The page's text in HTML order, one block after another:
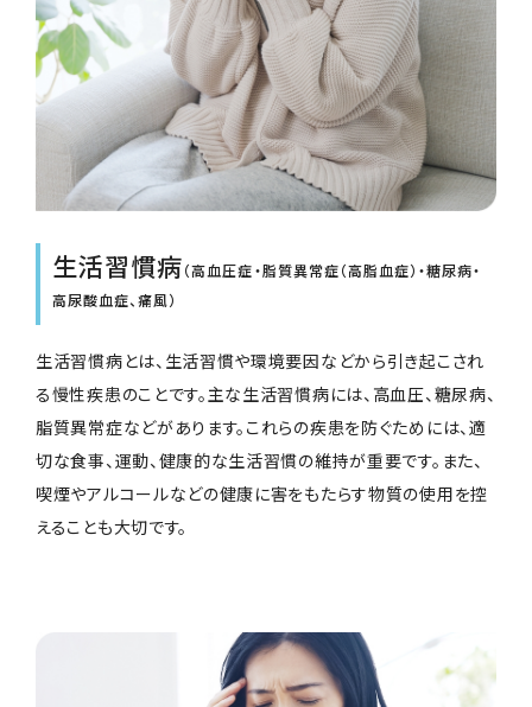
生活習慣病（高血圧症・脂質異常症（高脂血症）・糖尿病・
高尿酸血症、痛風）
生活習慣病とは、生活習慣や環境要因などから引き起こされ
る慢性疾患のことです。主な生活習慣病には、高血圧、糖尿病、
脂質異常症などがあります。これらの疾患を防ぐためには、適
切な食事、運動、健康的な生活習慣の維持が重要です。また、
喫煙やアルコールなどの健康に害をもたらす物質の使用を控
えることも大切です。